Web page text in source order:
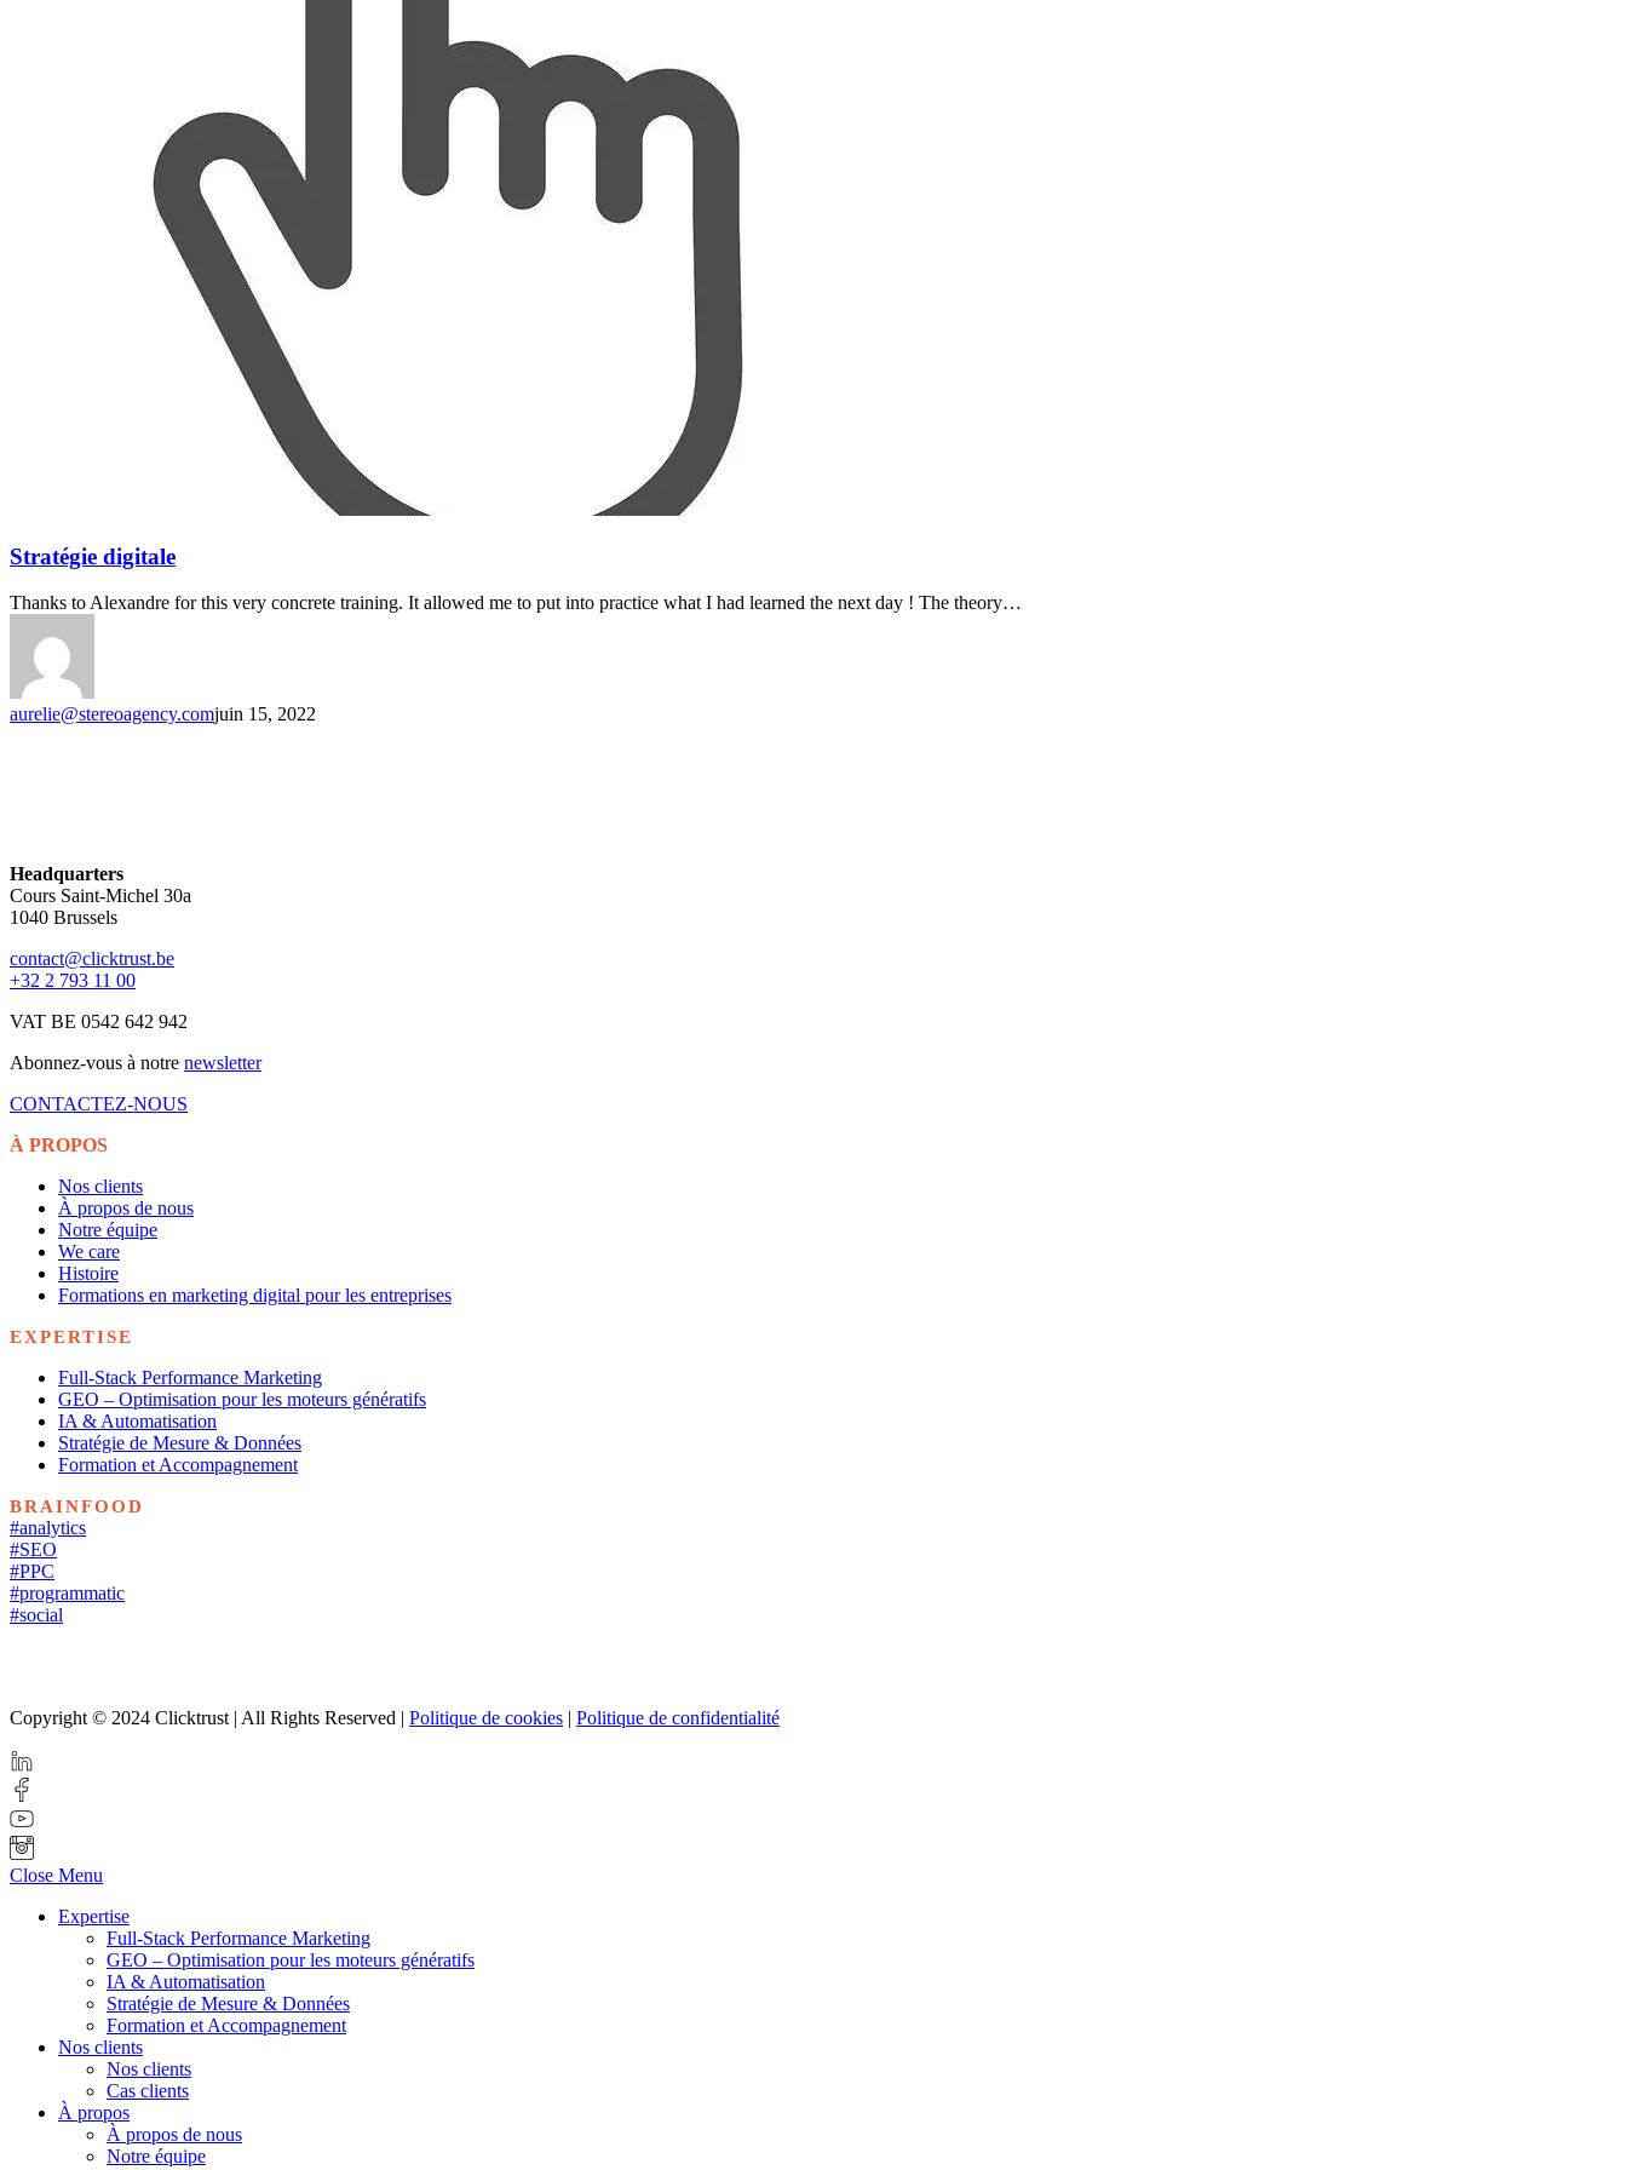
Stratégie digitale
Thanks to Alexandre for this very concrete training. It allowed me to put into practice what I had learned the next day ! The theory…
aurelie@stereoagency.comjuin 15, 2022
Headquarters
Cours Saint-Michel 30a
1040 Brussels
contact@clicktrust.be
+32 2 793 11 00
VAT BE 0542 642 942
Abonnez-vous à notre newsletter
CONTACTEZ-NOUS
À PROPOS
Nos clients
À propos de nous
Notre équipe
We care
Histoire
Formations en marketing digital pour les entreprises
EXPERTISE
Full-Stack Performance Marketing
GEO – Optimisation pour les moteurs génératifs
IA & Automatisation
Stratégie de Mesure & Données
Formation et Accompagnement
BRAINFOOD
#analytics
#SEO
#PPC
#programmatic
#social
Copyright © 2024 Clicktrust | All Rights Reserved | Politique de cookies | Politique de confidentialité
Close Menu
Expertise
Full-Stack Performance Marketing
GEO – Optimisation pour les moteurs génératifs
IA & Automatisation
Stratégie de Mesure & Données
Formation et Accompagnement
Nos clients
Nos clients
Cas clients
À propos
À propos de nous
Notre équipe